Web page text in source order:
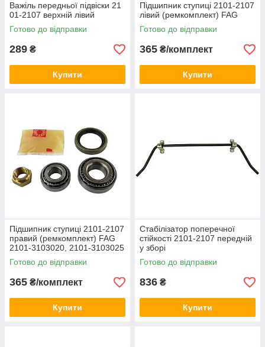
Важіль передньої підвіски 21
01-2107 верхній лівий
Готово до відправки
289 ₴
Купити
Підшипник ступиці 2101-2107
лівий (ремкомплект) FAG
Готово до відправки
365 ₴/комплект
Купити
Підшипник ступиці 2101-2107
правий (ремкомплект) FAG
2101-3103020, 2101-3103025
L
Готово до відправки
365 ₴/комплект
Купити
Стабілізатор поперечної
стійкості 2101-2107 передній
у зборі
Готово до відправки
836 ₴
Купити